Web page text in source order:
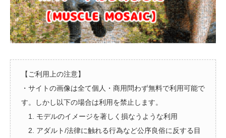
【ご利用上の注意】
・サイトの画像は全て個人・商用問わず無料で利用可能で
す。しかし以下の場合は利用を禁止します。
1. モデルのイメージを著しく損なうような利用
2. アダルト/法律に触れる行為など公序良俗に反する目